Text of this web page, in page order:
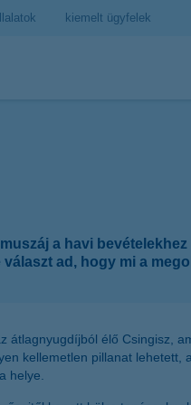
kiemelt ügyfelek
a havi
ad, hogy mi a
élő Csingisz,
kellemetlen pillanat
helye.